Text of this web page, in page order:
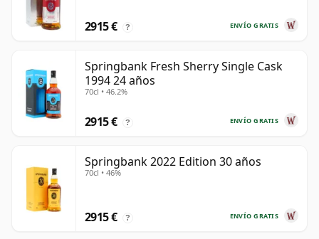
ENVÍO GRATIS
2915 € ?
Springbank Fresh Sherry Single Cask
1994 24 años
70cl • 46.2%
ENVÍO GRATIS
2915 € ?
Springbank 2022 Edition 30 años
70cl • 46%
ENVÍO GRATIS
2915 € ?